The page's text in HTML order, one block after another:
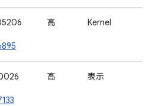
高 Kernel
高 表示